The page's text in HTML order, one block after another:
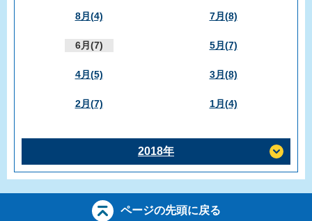
8月(4) 7月(8)
6月(7) 5月(7)
4月(5) 3月(8)
2月(7) 1月(4)
2018年
ページの先頭に戻る